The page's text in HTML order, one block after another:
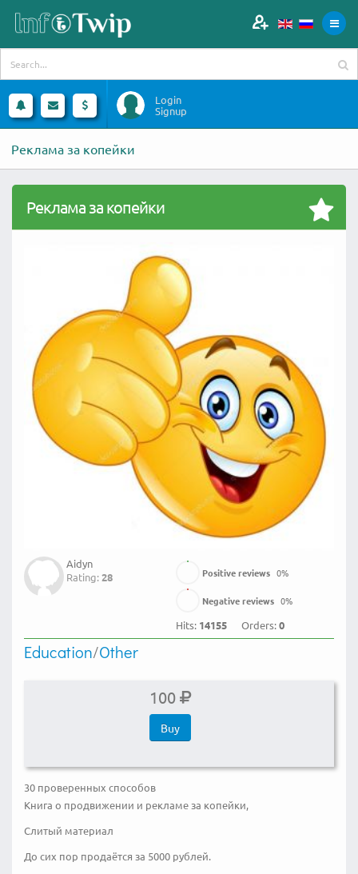
Login
Signup
Реклама за копейки
Реклама за копейки
Aidyn
Rating:28 Positive reviews 0%
Negative reviews 0%
Hits: 14155 Orders:0
Education/Other
100
Buy
30 проверенных способов
Книга о продвижении и рекламе за копейки,
Слитый материал
До сих пор продаётся за 5000 рублей.